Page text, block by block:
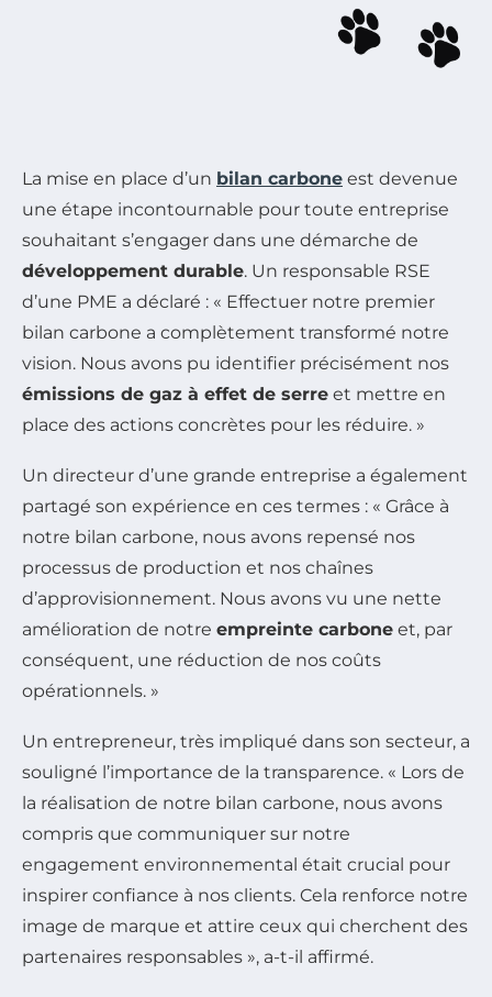
La mise en place d’un bilan carbone est devenue
une étape incontournable pour toute entreprise
souhaitant s’engager dans une démarche de
développement durable. Un responsable RSE
d’une PME a déclaré : « Effectuer notre premier
bilan carbone a complètement transformé notre
vision. Nous avons pu identifier précisément nos
émissions de gaz à effet de serre et mettre en
place des actions concrètes pour les réduire. »
Un directeur d’une grande entreprise a également
partagé son expérience en ces termes : « Grâce à
notre bilan carbone, nous avons repensé nos
processus de production et nos chaînes
d’approvisionnement. Nous avons vu une nette
amélioration de notre empreinte carbone et, par
conséquent, une réduction de nos coûts
opérationnels. »
Un entrepreneur, très impliqué dans son secteur, a
souligné l’importance de la transparence. « Lors de
la réalisation de notre bilan carbone, nous avons
compris que communiquer sur notre
engagement environnemental était crucial pour
inspirer confiance à nos clients. Cela renforce notre
image de marque et attire ceux qui cherchent des
partenaires responsables », a-t-il affirmé.